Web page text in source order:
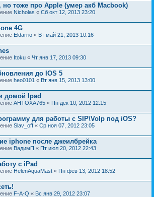
тоже про Apple (умер акб Macbook)
Nicholas « Сб окт 12, 2013 23:20
4G
Eldarrio « Вт май 21, 2013 10:16
Itoku « Чт янв 17, 2013 09:30
до IOS 5
heo0101 « Вт янв 15, 2013 13:00
домой Ipad
AHTOXA765 « Пн дек 10, 2012 12:15
для работы с SIP\VoIp под iOS?
Slav_off « Ср ноя 07, 2012 23:05
iphone после джеилбрейка
ВадимП « Пт июл 20, 2012 22:43
с iPad
HelenAquaMast « Пн фев 13, 2012 18:52
F-A-Q « Вс янв 29, 2012 23:07